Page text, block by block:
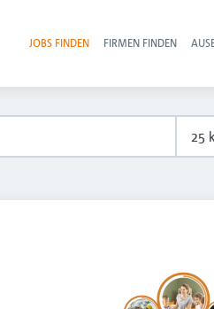
JOBS FINDEN FIRMEN FINDEN